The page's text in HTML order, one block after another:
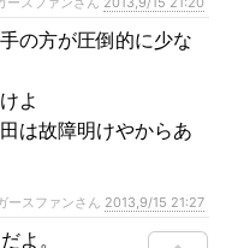
の方が圧倒的に少な
よ
は故障明けやからあ
スファンさん 2013,9/15 21:27
よ。